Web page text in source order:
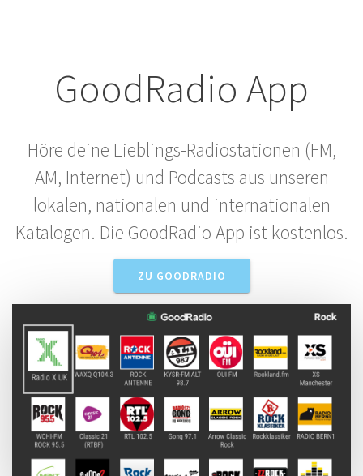
GoodRadio App
Höre deine Lieblings-Radiostationen (FM,
AM, Internet) und Podcasts aus unseren
lokalen, nationalen und internationalen
Katalogen. Die GoodRadio App ist kostenlos.
ZU GOODRADIO